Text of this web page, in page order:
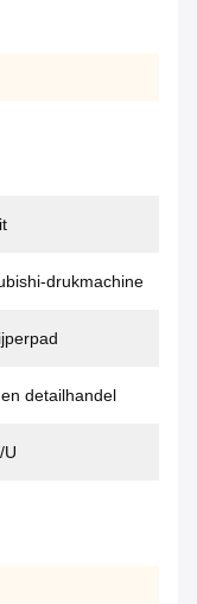
drukmachine
detailhandel
U